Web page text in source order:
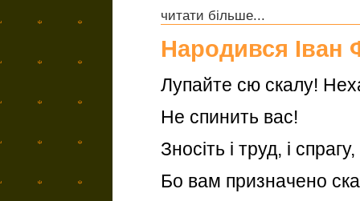
читати більше...
Народився Іван
Лупайте сю скалу!
Не спинить вас!
Зносiть i труд, i
Бо вам призначено